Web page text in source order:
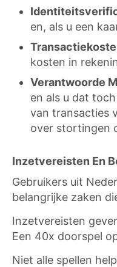
en, als u een
kosten in
Verantwoorde
en als u dat
van transacties
over stortingen
Inzetvereisten En
Gebruikers uit
belangrijke zaken
Inzetvereisten
Een 40x doorspel
Niet alle spellen